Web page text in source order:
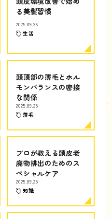
る美髪習慣
2025.09.26
生活
頭頂部の薄毛とホル
モンバランスの密接
な関係
2025.09.25
薄毛
プロが教える頭皮老
廃物排出のためのス
ペシャルケア
2025.09.25
知識